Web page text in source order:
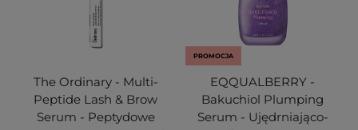
The Ordinary - Multi-
Peptide Lash & Brow
Serum - Peptydowe
PROMOCJA
EQQUALBERRY -
Bakuchiol Plumping
Serum - Ujędrniająco-